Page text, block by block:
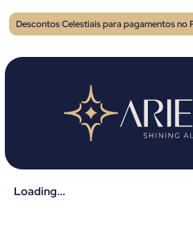
Descontos Celestiais para pagamentos no
Loading...